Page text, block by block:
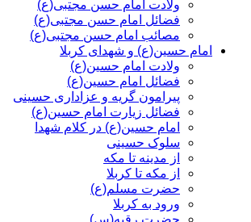
ولادت امام حسن مجتبی(ع)
فضائل امام حسن مجتبی(ع)
مصائب امام حسن مجتبی(ع)
امام حسین(ع) و شهدای کربلا
ولادت امام حسین(ع)
فضائل امام حسین(ع)
پیرامون گریه و عزاداری حسینی
فضائل زیارت امام حسین(ع)
امام حسین(ع) در کلام شهدا
سلوک حسینی
از مدینه تا مکه
از مکه تا کربلا
حضرت مسلم(ع)
ورود به کربلا
حضرت رقیه(س)